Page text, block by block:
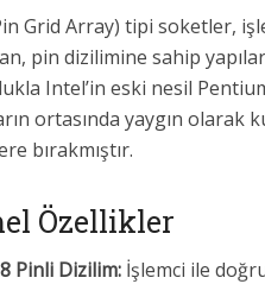
Grid Array) tipi soketler,
pin dizilimine sahip
Intel’in eski nesil
ortasında yaygın olarak
bırakmıştır.
Özellikler
Pinli Dizilim: İşlemci ile